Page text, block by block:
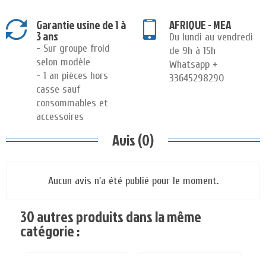
Garantie usine de 1 à
3 ans
- Sur groupe froid
selon modèle
- 1 an pièces hors
casse sauf
consommables et
accessoires
AFRIQUE - MEA
Du lundi au vendredi
de 9h à 15h
Whatsapp +
33645298290
Avis (0)
Aucun avis n'a été publié pour le moment.
30 autres produits dans la même
catégorie :